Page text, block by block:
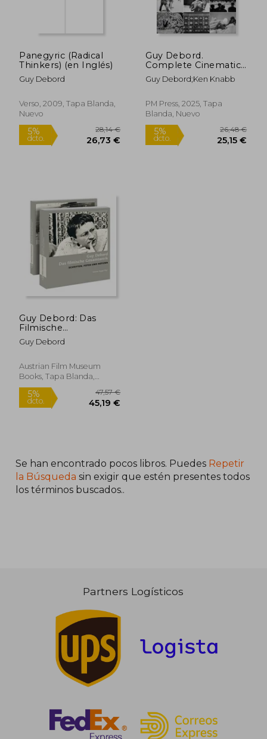
dcto. 21,24 €
Panegyric (Radical
Thinkers) (en Inglés)
Guy Debord
Verso, 2009, Tapa Blanda,
Nuevo
Guy Debord.
Complete Cinematic
Works
Guy Debord;Ken Knabb
PM Press, 2025, Tapa
Blanda, Nuevo
Guy Debord: Das
Filmische
Gesamtwerk
[German-Language
Schriften, Fotos und
Notizen & Part 2:
Quellen und Verweise
(en Alemán)
Guy Debord
Austrian Film Museum
Books, Tapa Blanda,
Nuevo
Se han encontrado pocos libros. Puedes Repetir
la Búsqueda sin exigir que estén presentes todos
los términos buscados..
Partners Logísticos